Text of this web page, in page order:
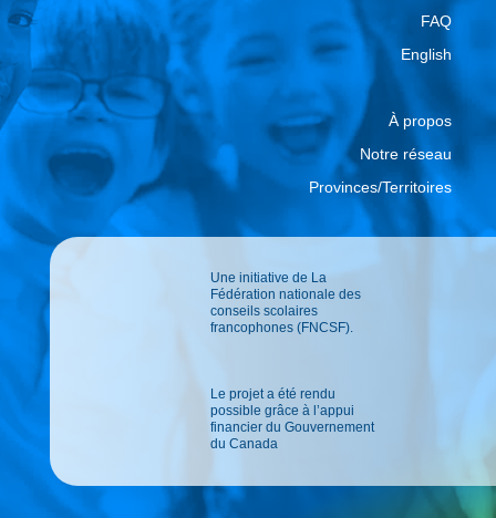
FAQ
English
À propos
Notre réseau
Provinces/Territoires
Une initiative de La
Fédération nationale des
conseils scolaires
francophones (FNCSF).
Le projet a été rendu
possible grâce à l’appui
financier du Gouvernement
du Canada